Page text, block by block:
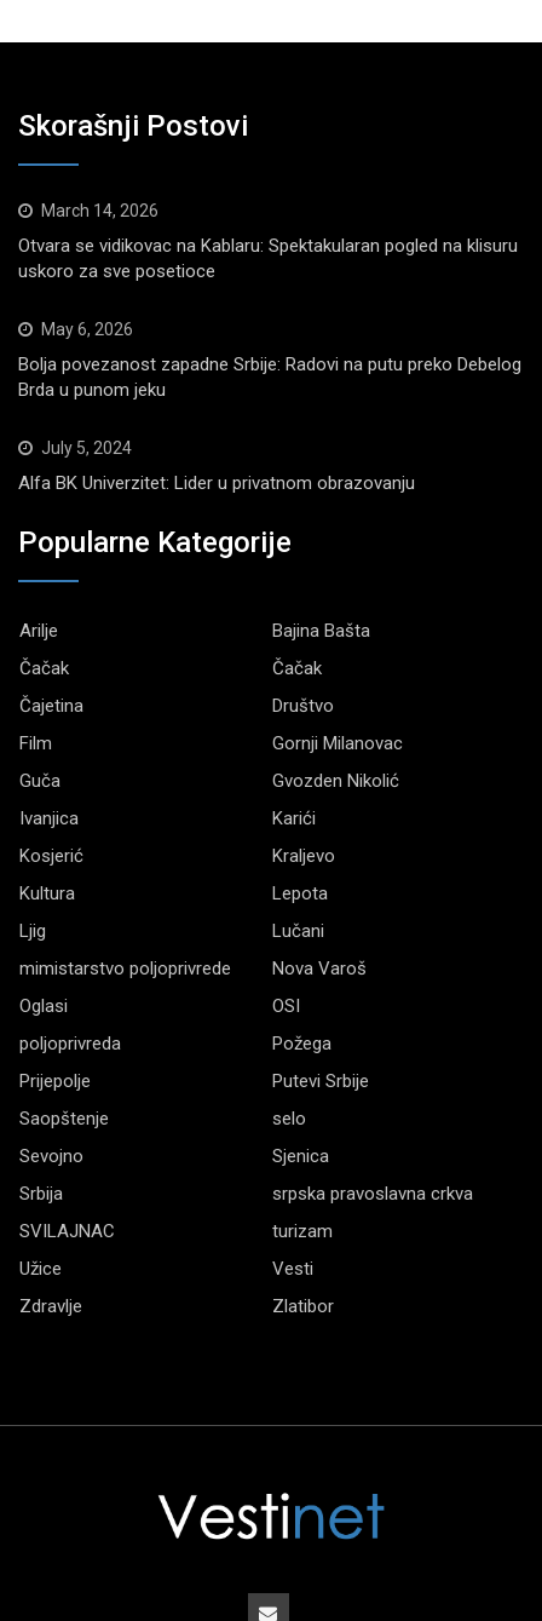
Skorašnji Postovi
March 14, 2026
Otvara se vidikovac na Kablaru: Spektakularan pogled na klisuru
uskoro za sve posetioce
May 6, 2026
Bolja povezanost zapadne Srbije: Radovi na putu preko Debelog
Brda u punom jeku
July 5, 2024
Alfa BK Univerzitet: Lider u privatnom obrazovanju
Popularne Kategorije
Arilje
Bajina Bašta
Čačak
Čačak
Čajetina
Društvo
Film
Gornji Milanovac
Guča
Gvozden Nikolić
Ivanjica
Karići
Kosjerić
Kraljevo
Kultura
Lepota
Ljig
Lučani
mimistarstvo poljoprivrede
Nova Varoš
Oglasi
OSI
poljoprivreda
Požega
Prijepolje
Putevi Srbije
Saopštenje
selo
Sevojno
Sjenica
Srbija
srpska pravoslavna crkva
SVILAJNAC
turizam
Užice
Vesti
Zdravlje
Zlatibor